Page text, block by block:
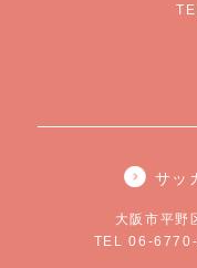
サッ
大阪市平
TEL 06-